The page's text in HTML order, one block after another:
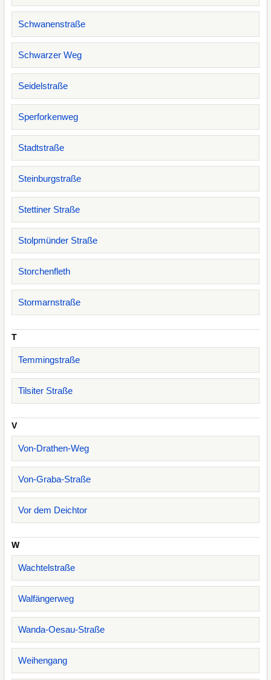
Schwanenstraße
Schwarzer Weg
Seidelstraße
Sperforkenweg
Stadtstraße
Steinburgstraße
Stettiner Straße
Stolpmünder Straße
Storchenfleth
Stormarnstraße
T
Temmingstraße
Tilsiter Straße
V
Von-Drathen-Weg
Von-Graba-Straße
Vor dem Deichtor
W
Wachtelstraße
Walfängerweg
Wanda-Oesau-Straße
Weihengang